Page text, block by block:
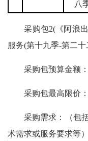
八
采购包2(《阿浪出
服务(第十九季-第二十
采购包预算金额：
采购包最高限价：
采购需求：（包括
术需求或服务要求等）